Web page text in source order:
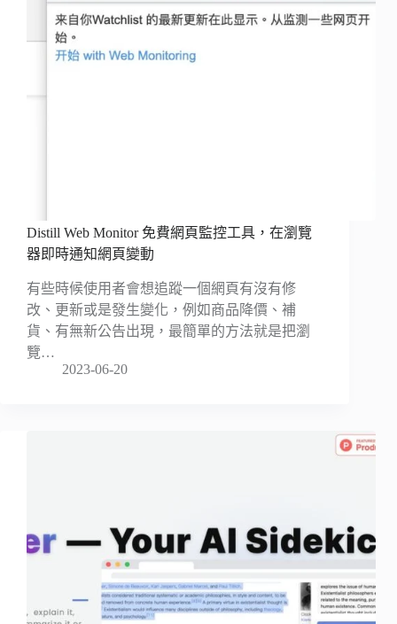
Distill Web Monitor 免費網頁監控工具，在瀏覽
器即時通知網頁變動
有些時候使用者會想追蹤一個網頁有沒有修
改、更新或是發生變化，例如商品降價、補
貨、有無新公告出現，最簡單的方法就是把瀏
覽…
2023-06-20